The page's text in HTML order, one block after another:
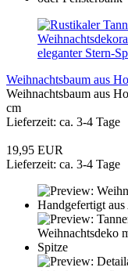
Weihnachtsbaum aus
Weihnachtsbaum aus
cm
Lieferzeit: ca. 3-4 Tage
19,95 EUR
Lieferzeit: ca. 3-4 Tage